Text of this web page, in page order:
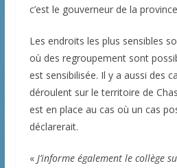
c’est le gouverneur de la
Les endroits les plus sensibles
où des regroupement sont
est sensibilisée. Il y a aussi des
déroulent sur le territoire de
est en place au cas où un cas
déclarerait.
« J’informe également le collège